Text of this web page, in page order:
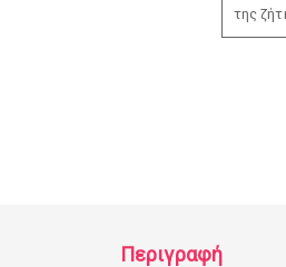
της
Περιγραφή